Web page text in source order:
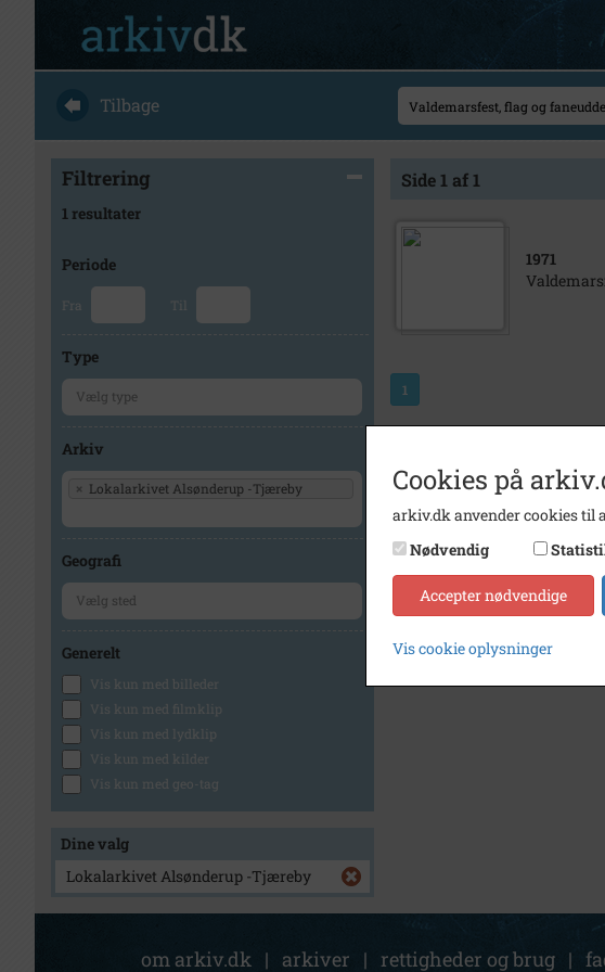
Tilbage
Filtrering
1 resultater
Periode
Fra Til
Type
Arkiv
× Lokalarkivet Alsønderup -Tjæreby
Geografi
Generelt
Vis kun med billeder
Vis kun med filmklip
Vis kun med lydklip
Vis kun med kilder
Vis kun med geo-tag
Dine valg
Lokalarkivet Alsønderup -Tjæreby
Side 1 af 1
1971
1
om arkiv.dk | arkiver | rettigheder og brug |
Cookies på
arkiv.dk anvender cookies til
Nødvendig
Accepter nødvendige
Vis cookie oplysninger